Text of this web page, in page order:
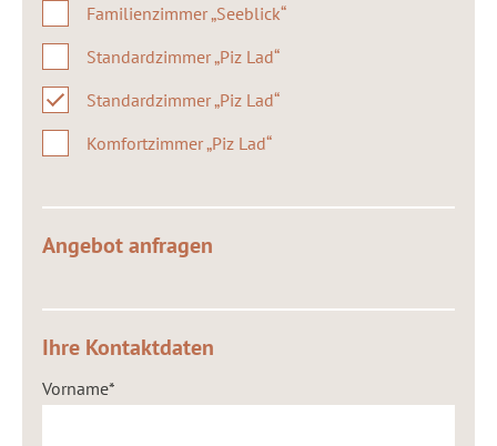
Familienzimmer „Seeblick“
Standardzimmer „Piz Lad“
Standardzimmer „Piz Lad“
Komfortzimmer „Piz Lad“
Angebot anfragen
Ihre Kontaktdaten
Vorname